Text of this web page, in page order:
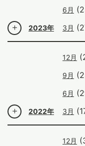
2023年
6月
3月
2022年
12月
9月
6月
3月
12月